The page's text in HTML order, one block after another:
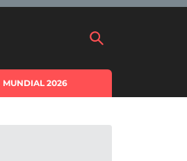
MUNDIAL 2026